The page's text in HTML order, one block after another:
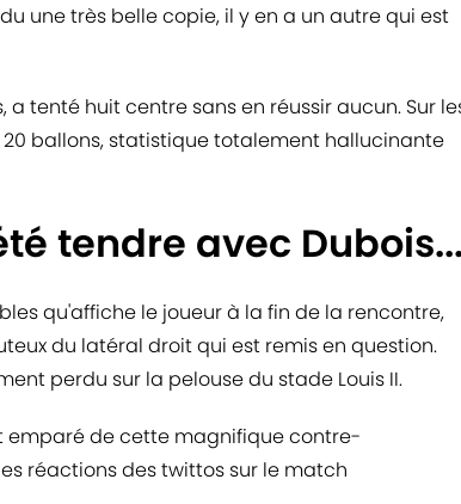
une très belle copie, il y en a un autre qui est
a tenté huit centre sans en réussir aucun. Sur
ballons, statistique totalement hallucinante
tendre avec Dubois...
qu'affiche le joueur à la fin de la rencontre,
du latéral droit qui est remis en question.
perdu sur la pelouse du stade Louis II.
emparé de cette magnifique contre-
réactions des twittos sur le match